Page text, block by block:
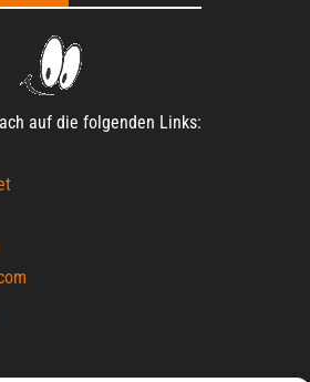
auf die folgenden Links: